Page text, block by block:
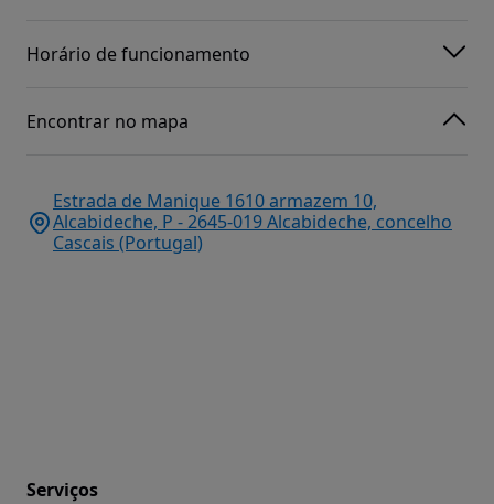
Horário de funcionamento
Encontrar no mapa
Estrada de Manique 1610 armazem 10,
Alcabideche, P - 2645-019 Alcabideche, concelho
Cascais (Portugal)
Serviços